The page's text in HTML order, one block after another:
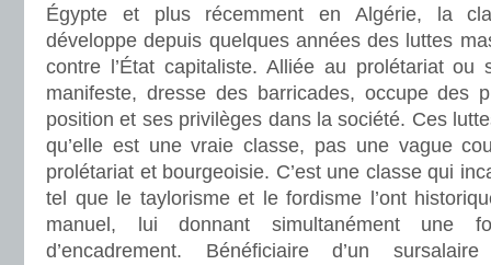
Égypte et plus récemment en Algérie, la
développe depuis quelques années des luttes
contre l’État capitaliste. Alliée au prolétariat
manifeste, dresse des barricades, occupe des
position et ses privilèges dans la société. Ces
qu’elle est une vraie classe, pas une vague
prolétariat et bourgeoisie. C’est une classe qui
tel que le taylorisme et le fordisme l’ont
manuel, lui donnant simultanément une
d’encadrement. Bénéficiaire d’un